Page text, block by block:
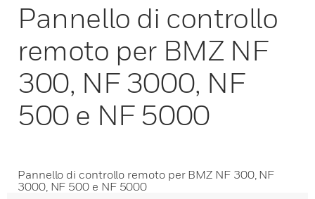
Pannello di controllo
remoto per BMZ NF
300, NF 3000, NF
500 e NF 5000
Pannello di controllo remoto per BMZ NF 300, NF
3000, NF 500 e NF 5000